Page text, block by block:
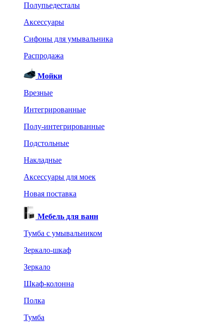
Полупьедесталы
Аксессуары
Сифоны для умывальника
Распродажа
Мойки
Врезные
Интегрированные
Полу-интегрированные
Подстольные
Накладные
Аксессуары для моек
Новая поставка
Мебель для ванн
Тумба с умывальником
Зеркало-шкаф
Зеркало
Шкаф-колонна
Полка
Тумба